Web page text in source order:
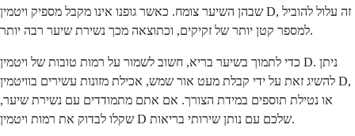
שבהן השיער צומח. כאשר גופנו אינו מקבל מספיק ויטמין D, זה עלול להוביל
למספר קטן יותר של זקיקים, וכתוצאה מכך נשירת שיער רבה יותר.
כדי לתמוך בשיער בריא, חשוב לשמור על רמות טובות של ויטמין D. ניתן
להשיג זאת על ידי קבלת מעט אור שמש, אכילת מזונות עשירים בוויטמין D,
או נטילת תוספים במידת הצורך. אם אתם מתמודדים עם נשירת שיער,
שקלו לבדוק את רמות ויטמין D שלכם עם נותן שירותי בריאות.